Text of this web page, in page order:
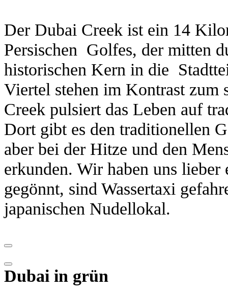
Der Dubai Creek ist ein 14
Persischen Golfes, der mitten
historischen Kern in die
Viertel stehen im Kontrast zum
Creek pulsiert das Leben auf
Dort gibt es den traditionellen
aber bei der Hitze und den
erkunden. Wir haben uns
gegönnt, sind Wassertaxi
japanischen Nudellokal.
Dubai in grün